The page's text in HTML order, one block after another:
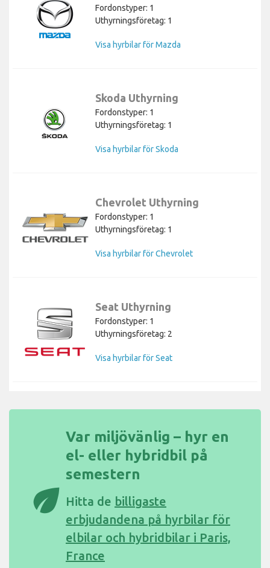
Fordonstyper: 1
Uthyrningsföretag: 1
Visa hyrbilar för Mazda
Skoda Uthyrning
Fordonstyper: 1
Uthyrningsföretag: 1
Visa hyrbilar för Skoda
Chevrolet Uthyrning
Fordonstyper: 1
Uthyrningsföretag: 1
Visa hyrbilar för Chevrolet
Seat Uthyrning
Fordonstyper: 1
Uthyrningsföretag: 2
Visa hyrbilar för Seat
eco
Var miljövänlig – hyr en
el- eller hybridbil på
semestern
Hitta de billigaste
erbjudandena på hyrbilar för
elbilar och hybridbilar i Paris,
France